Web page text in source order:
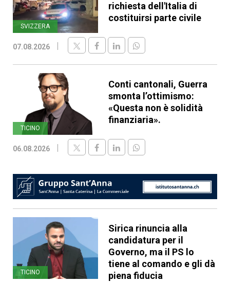
SVIZZERA
richiesta dell'Italia di
costituirsi parte civile
07.08.2026
TICINO
Conti cantonali, Guerra
smonta l’ottimismo:
«Questa non è solidità
finanziaria».
06.08.2026
TICINO
Sirica rinuncia alla
candidatura per il
Governo, ma il PS lo
tiene al comando e gli dà
piena fiducia